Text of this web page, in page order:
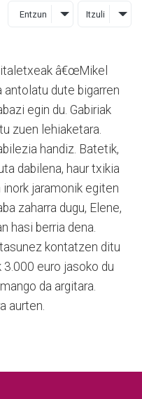
Entzun Itzuli
â€œMikel
antolatu dute bigarren
egin du. Gabiriak
zuen lehiaketara.
handiz. Batetik,
dabilena, haur txikia
jaramonik egiten
zaharra dugu, Elene,
hasi berria dena.
kontatzen ditu
3.000 euro jasoko du
da argitara.
aurten.